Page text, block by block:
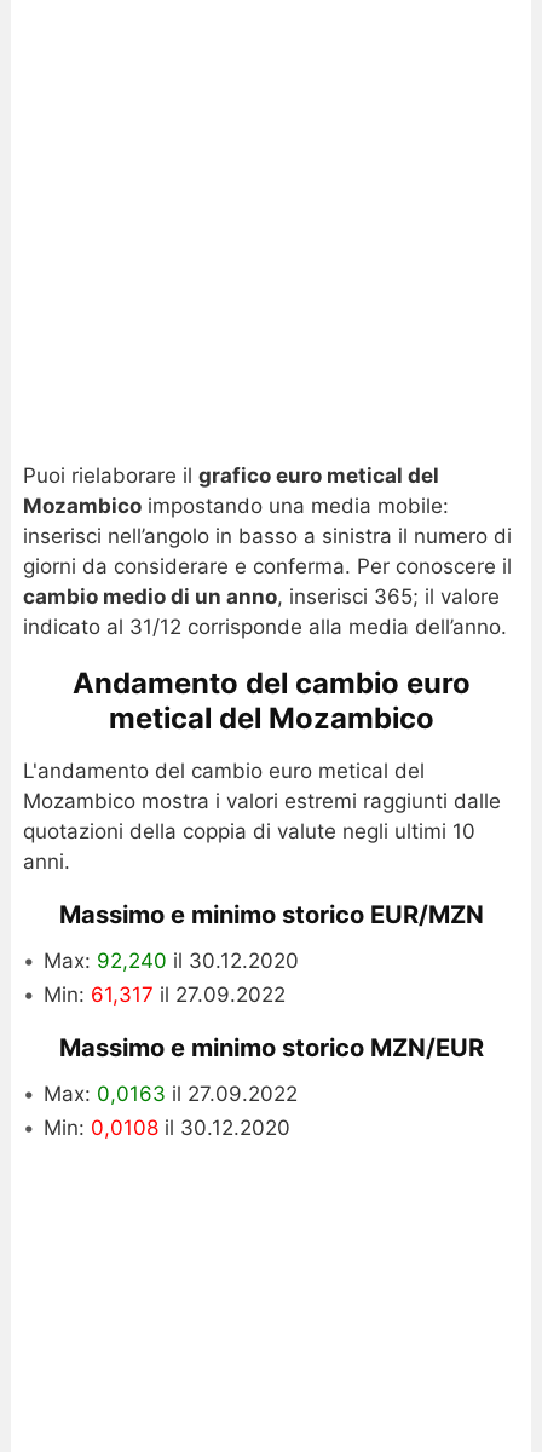
Puoi rielaborare il grafico euro metical del
Mozambicoimpostando una media mobile:
inserisci nell’angolo in basso a sinistra il numero di
giorni da considerare e conferma. Per conoscere il
cambio medio di un anno, inserisci 365; il valore
indicato al 31/12 corrisponde alla media dell’anno.
Andamento del cambio euro
metical del Mozambico
L'andamento del cambio euro metical del
Mozambico mostra i valori estremi raggiunti dalle
quotazioni della coppia di valute negli ultimi 10
anni.
Massimo e minimo storico EUR/MZN
Max: 92,240 il 30.12.2020
Min: 61,317 il 27.09.2022
Massimo e minimo storico MZN/EUR
Max: 0,0163 il 27.09.2022
Min: 0,0108il 30.12.2020